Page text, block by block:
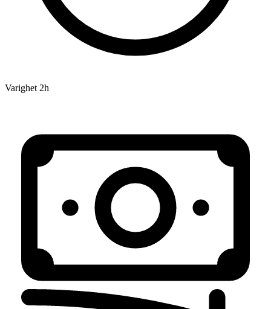
Varighet 2h